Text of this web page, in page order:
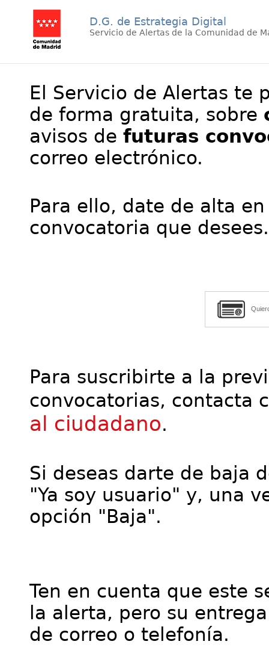
D.G. de Estrategia Digital
Servicio de Alertas de la Comunidad de
El Servicio de Alertas te
de forma gratuita, sobre
avisos de futuras
correo electrónico.
Para ello, date de alta
convocatoria que desees.
Para suscribirte a la
convocatorias, contacta
al ciudadano.
Si deseas darte de baja
"Ya soy usuario" y, una
opción "Baja".
Ten en cuenta que este
la alerta, pero su
de correo o telefonía.